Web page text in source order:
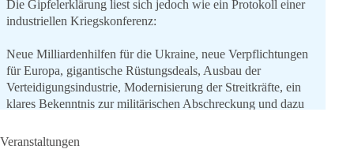
Die Gipfelerklärung liest sich jedoch wie ein Protokoll einer
industriellen Kriegskonferenz:
Neue Milliardenhilfen für die Ukraine, neue Verpflichtungen
für Europa, gigantische Rüstungsdeals, Ausbau der
Verteidigungsindustrie, Modernisierung der Streitkräfte, ein
klares Bekenntnis zur militärischen Abschreckung und dazu
Veranstaltungen